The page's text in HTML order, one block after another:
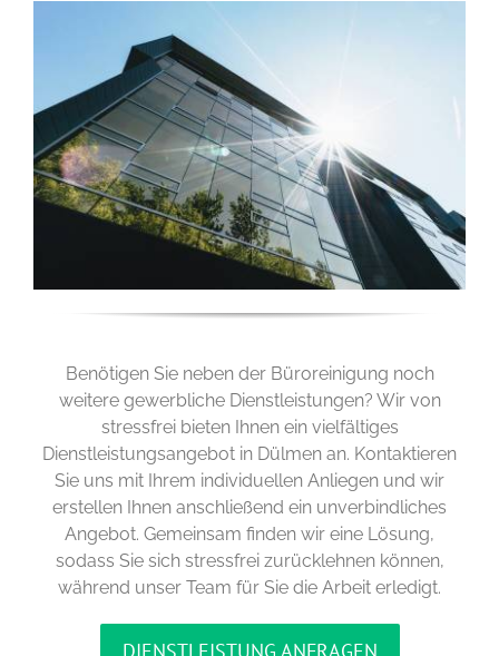
Benötigen Sie neben der Büroreinigung noch
weitere gewerbliche Dienstleistungen? Wir von
stressfrei bieten Ihnen ein vielfältiges
Dienstleistungsangebot in Dülmen an. Kontaktieren
Sie uns mit Ihrem individuellen Anliegen und wir
erstellen Ihnen anschließend ein unverbindliches
Angebot. Gemeinsam finden wir eine Lösung,
sodass Sie sich stressfrei zurücklehnen können,
während unser Team für Sie die Arbeit erledigt.
DIENSTLEISTUNG ANFRAGEN